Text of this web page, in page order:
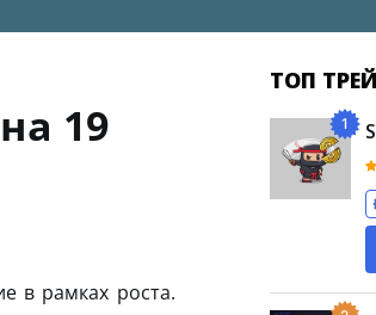
19
в рамках роста.
ТОП
1